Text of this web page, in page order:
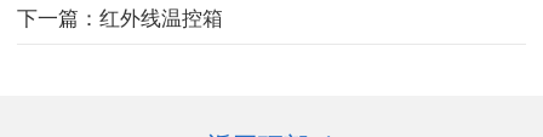
下一篇：红外线温控箱